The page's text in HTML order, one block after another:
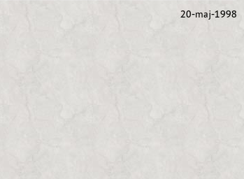
20-maj-1998